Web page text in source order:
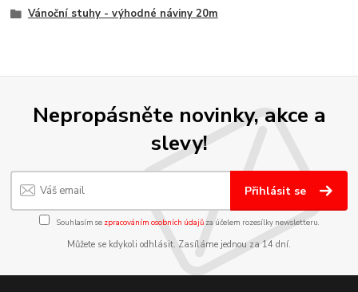
Vánoční stuhy - výhodné náviny 20m
Nepropásněte novinky, akce a
slevy!
Přihlásit se
Souhlasím se zpracováním osobních údajůza účelem rozesílky newsletteru.
Můžete se kdykoli odhlásit. Zasíláme jednou za 14 dní.